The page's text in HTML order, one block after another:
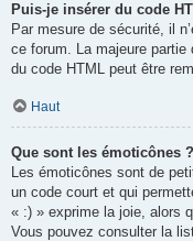
Puis-je insérer du code
Par mesure de sécurité, il
ce forum. La majeure partie
du code HTML peut être
Haut
Que sont les émoticônes ?
Les émoticônes sont de
un code court et qui
« :) » exprime la joie, alors
Vous pouvez consulter la